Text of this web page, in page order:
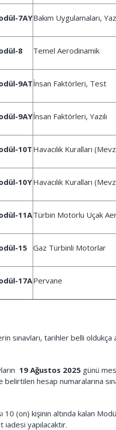
7AYBakım Uygulamaları,
8 Temel Aerodinamik
9ATİnsan Faktörleri, Test
9AYİnsan Faktörleri, Yazılı
10THavacılık Kuralları
10YHavacılık Kuralları
11ATürbin Motorlu Uçak
15 Gaz Türbinli Motorlar
17APervane
sınavları, tarihler belli oldukça
19 Ağustos 2025 günü
belirtilen hesap numaralarına
10 (on) kişinin altında kalan
yapılacaktır.